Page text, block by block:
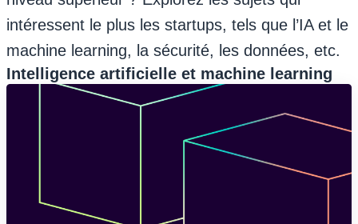
intéressent le plus les startups, tels que l’IA et le
machine learning, la sécurité, les données, etc.
Intelligence artificielle et machine learning